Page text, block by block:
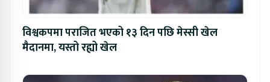
विश्वकपमा पराजित भएको १३ दिन पछि मेस्सी खेल
मैदानमा, यस्तो रह्यो खेल